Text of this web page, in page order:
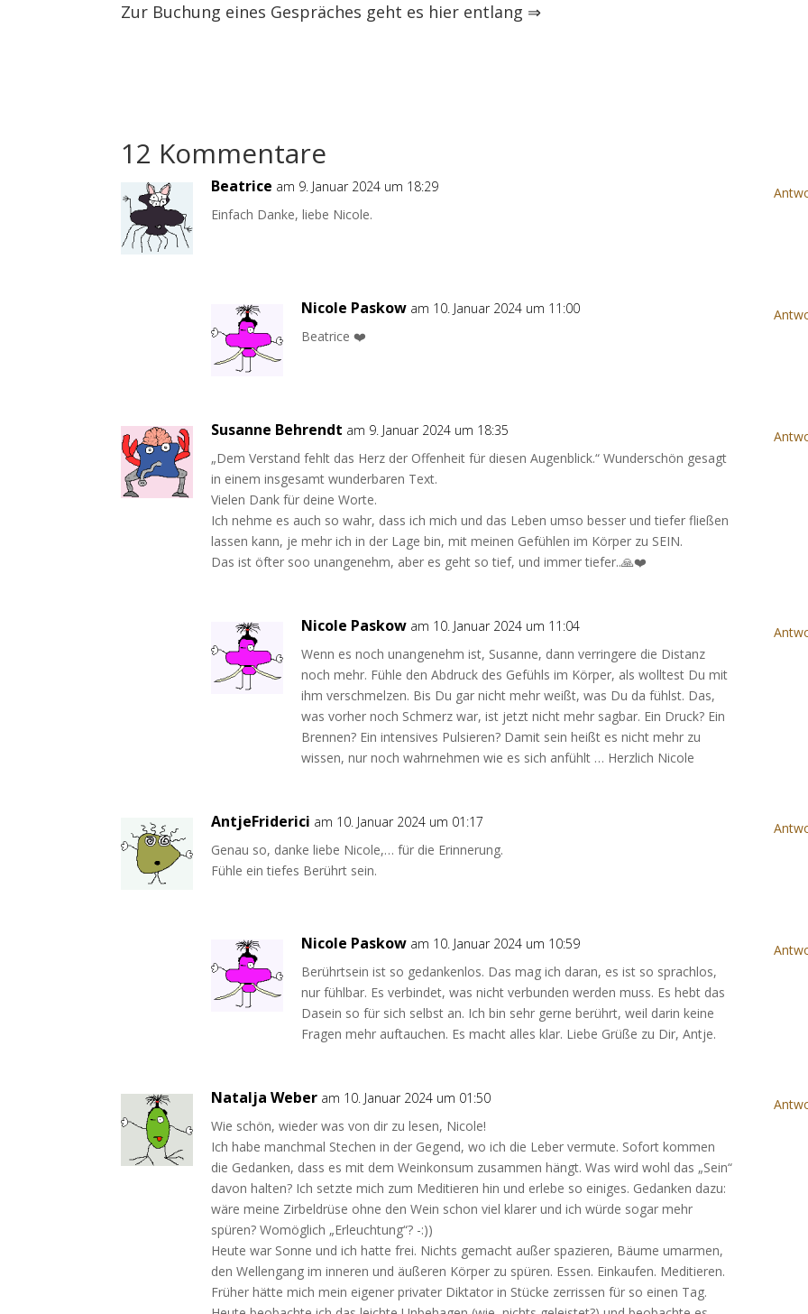
Zur Buchung eines Gespräches geht es hier entlang ⇒
12 Kommentare
Beatrice am 9. Januar 2024 um 18:29
Einfach Danke, liebe Nicole.
Nicole Paskow am 10. Januar 2024 um 11:00
Beatrice ❤️
Susanne Behrendt am 9. Januar 2024 um 18:35
„Dem Verstand fehlt das Herz der Offenheit für diesen Augenblick.“ Wunderschön gesagt
in einem insgesamt wunderbaren Text.
Vielen Dank für deine Worte.
Ich nehme es auch so wahr, dass ich mich und das Leben umso besser und tiefer fließen
lassen kann, je mehr ich in der Lage bin, mit meinen Gefühlen im Körper zu SEIN.
Das ist öfter soo unangenehm, aber es geht so tief, und immer tiefer..🙏❤️
Nicole Paskow am 10. Januar 2024 um 11:04
Wenn es noch unangenehm ist, Susanne, dann verringere die Distanz
noch mehr. Fühle den Abdruck des Gefühls im Körper, als wolltest Du mit
ihm verschmelzen. Bis Du gar nicht mehr weißt, was Du da fühlst. Das,
was vorher noch Schmerz war, ist jetzt nicht mehr sagbar. Ein Druck? Ein
Brennen? Ein intensives Pulsieren? Damit sein heißt es nicht mehr zu
wissen, nur noch wahrnehmen wie es sich anfühlt … Herzlich Nicole
AntjeFriderici am 10. Januar 2024 um 01:17
Genau so, danke liebe Nicole,… für die Erinnerung.
Fühle ein tiefes Berührt sein.
Nicole Paskow am 10. Januar 2024 um 10:59
Berührtsein ist so gedankenlos. Das mag ich daran, es ist so sprachlos,
nur fühlbar. Es verbindet, was nicht verbunden werden muss. Es hebt das
Dasein so für sich selbst an. Ich bin sehr gerne berührt, weil darin keine
Fragen mehr auftauchen. Es macht alles klar. Liebe Grüße zu Dir, Antje.
Natalja Weber am 10. Januar 2024 um 01:50
Wie schön, wieder was von dir zu lesen, Nicole!
Ich habe manchmal Stechen in der Gegend, wo ich die Leber vermute. Sofort kommen
die Gedanken, dass es mit dem Weinkonsum zusammen hängt. Was wird wohl das „Sein“
davon halten? Ich setzte mich zum Meditieren hin und erlebe so einiges. Gedanken dazu:
wäre meine Zirbeldrüse ohne den Wein schon viel klarer und ich würde sogar mehr
spüren? Womöglich „Erleuchtung“? -:))
Heute war Sonne und ich hatte frei. Nichts gemacht außer spazieren, Bäume umarmen,
den Wellengang im inneren und äußeren Körper zu spüren. Essen. Einkaufen. Meditieren.
Früher hätte mich mein eigener privater Diktator in Stücke zerrissen für so einen Tag.